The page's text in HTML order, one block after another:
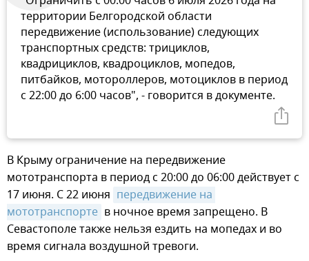
территории Белгородской области
передвижение (использование) следующих
транспортных средств: трициклов,
квадрициклов, квадроциклов, мопедов,
питбайков, мотороллеров, мотоциклов в период
с 22:00 до 6:00 часов", - говорится в документе.
В Крыму ограничение на передвижение
мототранспорта в период с 20:00 до 06:00 действует с
17 июня. С 22 июня передвижение на
мототранспорте в ночное время запрещено. В
Севастополе также нельзя ездить на мопедах и во
время сигнала воздушной тревоги.